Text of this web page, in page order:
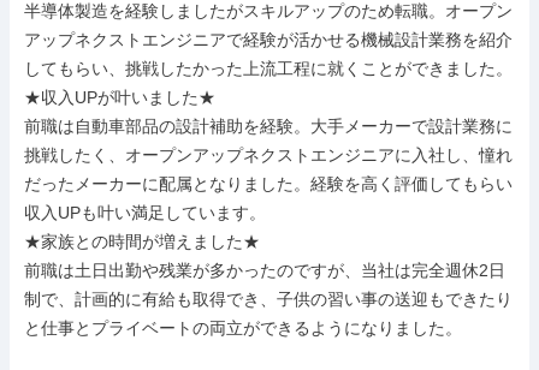
半導体製造を経験しましたがスキルアップのため転職。オープン
アップネクストエンジニアで経験が活かせる機械設計業務を紹介
してもらい、挑戦したかった上流工程に就くことができました。
★収入UPが叶いました★
前職は自動車部品の設計補助を経験。大手メーカーで設計業務に
挑戦したく、オープンアップネクストエンジニアに入社し、憧れ
だったメーカーに配属となりました。経験を高く評価してもらい
収入UPも叶い満足しています。
★家族との時間が増えました★
前職は土日出勤や残業が多かったのですが、当社は完全週休2日
制で、計画的に有給も取得でき、子供の習い事の送迎もできたり
と仕事とプライベートの両立ができるようになりました。